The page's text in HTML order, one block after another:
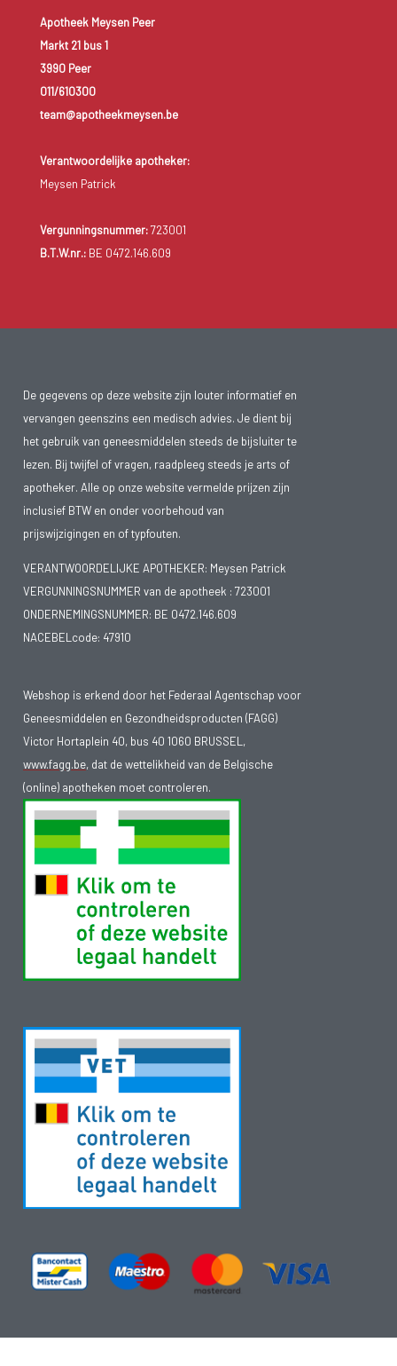
Apotheek Meysen Peer
Markt 21 bus 1
3990 Peer
011/610300
team@apotheekmeysen.be
Verantwoordelijke apotheker:
Meysen Patrick
Vergunningsnummer:723001
B.T.W.nr.:BE 0472.146.609
De gegevens op deze website zijn louter informatief en
vervangen geenszins een medisch advies. Je dient bij
het gebruik van geneesmiddelen steeds de bijsluiter te
lezen. Bij twijfel of vragen, raadpleeg steeds je arts of
apotheker. Alle op onze website vermelde prijzen zijn
inclusief BTW en onder voorbehoud van
prijswijzigingen en of typfouten.
VERANTWOORDELIJKE APOTHEKER: Meysen Patrick
VERGUNNINGSNUMMER van de apotheek : 723001
ONDERNEMINGSNUMMER: BE 0472.146.609
NACEBELcode: 47910
Webshop is erkend door het Federaal Agentschap voor
Geneesmiddelen en Gezondheidsproducten (FAGG)
Victor Hortaplein 40, bus 40 1060 BRUSSEL,
www.fagg.be, dat de wettelikheid van de Belgische
(online) apotheken moet controleren.